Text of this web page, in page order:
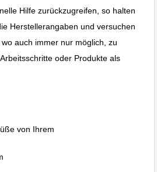
Hilfe zurückzugreifen, so halten
Herstellerangaben und versuchen
auch immer nur möglich, zu
oder Produkte als
von Ihrem